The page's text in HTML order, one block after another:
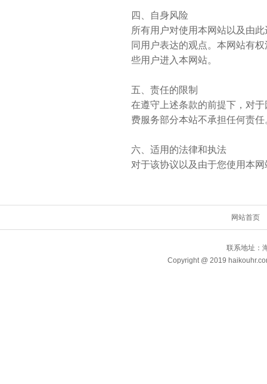
四、自身风险
所有用户对使用本网站以及由
同用户表达的观点。本网站有
些用户进入本网站。
五、责任的限制
在遵守上述条款的前提下，对
费服务部分本站不承担任何责任
六、适用的法律和执法
对于该协议以及由于您使用本
网站首页
联系地址：
Copyright @ 2019